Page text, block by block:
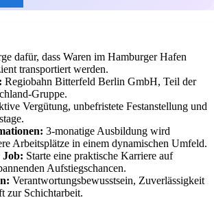
dafür, dass Waren im Hamburger Hafen
transportiert werden.
Regiobahn Bitterfeld Berlin GmbH, Teil der
Gruppe.
Vergütung, unbefristete Festanstellung und
3-monatige Ausbildung wird
Arbeitsplätze in einem dynamischen Umfeld.
Job: Starte eine praktische Karriere auf
Aufstiegschancen.
Verantwortungsbewusstsein, Zuverlässigkeit
zur Schichtarbeit.